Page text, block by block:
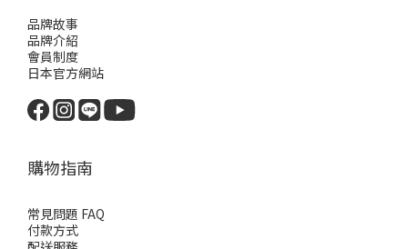
品牌故事
品牌介紹
會員制度
日本官方網站
購物指南
常見問題 FAQ
付款方式